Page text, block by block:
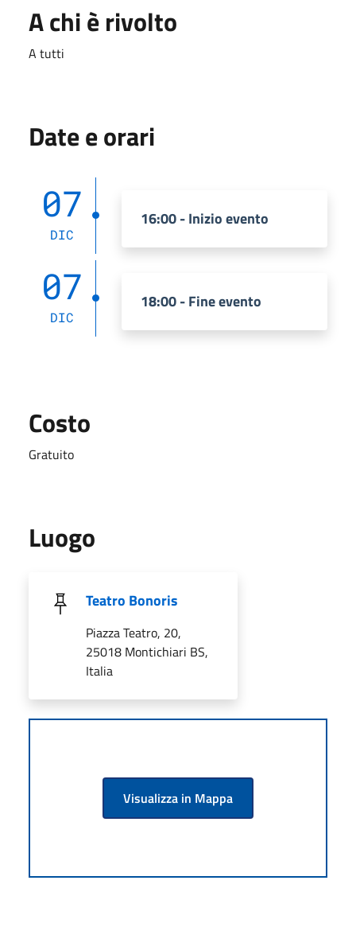
A chi è rivolto
A tutti
Date e orari
07
DIC
16:00 - Inizio evento
07
DIC
18:00 - Fine evento
Costo
Gratuito
Luogo
Teatro Bonoris
Piazza Teatro, 20,
25018 Montichiari BS,
Italia
Visualizza in Mappa